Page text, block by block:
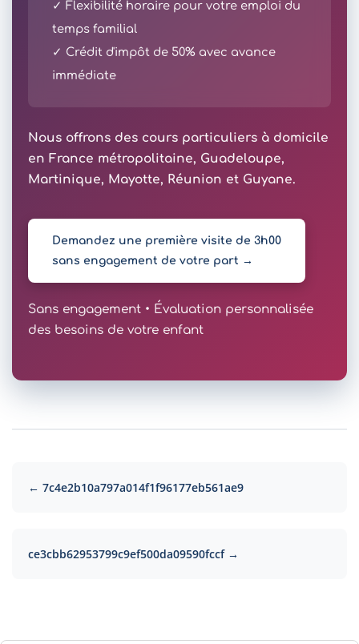
✓ Flexibilité horaire pour votre emploi du
temps familial
✓ Crédit d'impôt de 50% avec avance
immédiate
Nous offrons des cours particuliers à domicile
en France métropolitaine, Guadeloupe,
Martinique, Mayotte, Réunion et Guyane.
Demandez une première visite de 3h00
sans engagement de votre part →
Sans engagement • Évaluation personnalisée
des besoins de votre enfant
← 7c4e2b10a797a014f1f96177eb561ae9
ce3cbb62953799c9ef500da09590fccf →